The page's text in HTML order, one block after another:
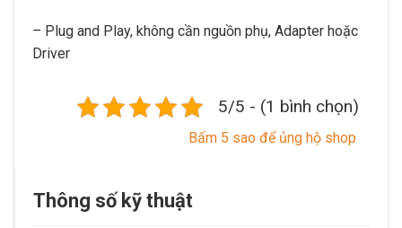
– Plug and Play, không cần nguồn phụ, Adapter hoặc
Driver
5/5 - (1 bình chọn)
Bấm 5 sao để ủng hộ shop
Thông số kỹ thuật